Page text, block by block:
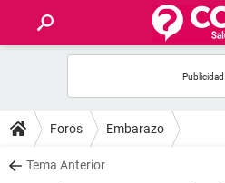
FOROS
SALUD
Foros Embarazo
Tema Anterior